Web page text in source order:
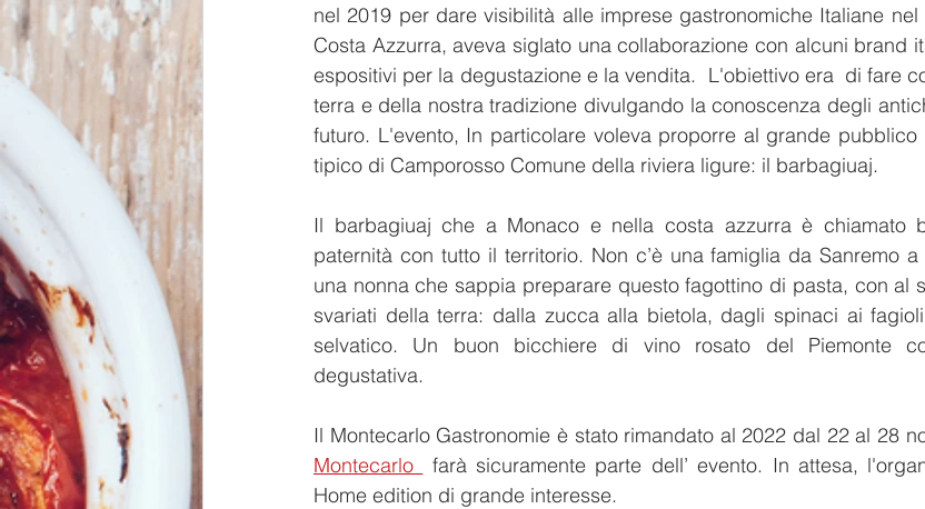
nel 2019 per dare visibilità alle imprese gastronomiche Italiane
Costa Azzurra, aveva siglato una collaborazione con alcuni brand
espositivi per la degustazione e la vendita.  L'obiettivo era  di fare
terra e della nostra tradizione divulgando la conoscenza degli
futuro. L'evento, In particolare voleva proporre al grande pubblico
tipico di Camporosso Comune della riviera ligure: il barbagiuaj.
Il barbagiuaj che a Monaco e nella costa azzurra è chiamato
paternità con tutto il territorio. Non c’è una famiglia da Sanremo
una nonna che sappia preparare questo fagottino di pasta, con al
svariati della terra: dalla zucca alla bietola, dagli spinaci ai
selvatico. Un buon bicchiere di vino rosato del Piemonte
degustativa.
Il Montecarlo Gastronomie è stato rimandato al 2022 dal 22 al 28
Montecarlo
farà sicuramente parte dell’ evento. In attesa,
Home edition di grande interesse.